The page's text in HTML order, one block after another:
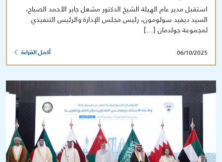
استقبل مدير عام الهيئة الشيخ الدكتور مشعل جابر الأحمد الصباح،
السيد ديفيد سولومون، رئيس مجلس الإدارة والرئيس التنفيذي
لمجموعة جولدمان […]
06/10/2025 أكمل القراءة